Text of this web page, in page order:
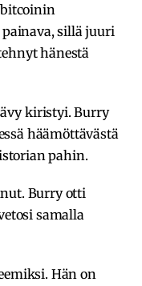
sillä juuri
hänestä
kiristyi. Burry
häämöttävästä
pahin.
Burry otti
samalla
Hän on